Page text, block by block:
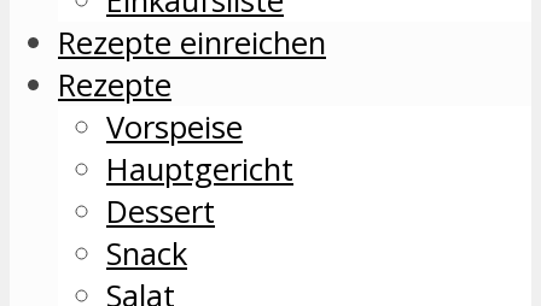
Rezepte einreichen
Rezepte
Vorspeise
Hauptgericht
Dessert
Snack
Salat